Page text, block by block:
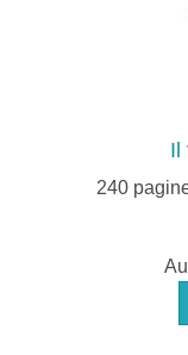
Il
240